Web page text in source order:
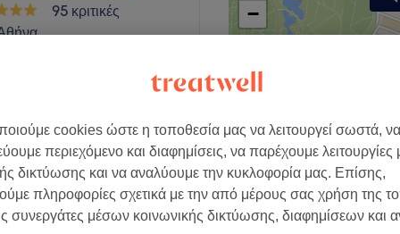
95 κριτικές
€ 28
€ 22
−
cookies ώστε η τοποθεσία μας να λειτουργεί σωστά, να
περιεχόμενο και διαφημίσεις, να παρέχουμε
δικτύωσης και να αναλύουμε την κυκλοφορία μας. Επίσης,
πληροφορίες σχετικά με την από μέρους σας χρήση της
συνεργάτες μέσων κοινωνικής δικτύωσης, διαφημίσεων και